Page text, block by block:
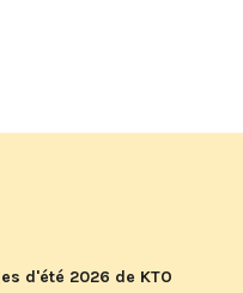
d'été 2026 de KTO